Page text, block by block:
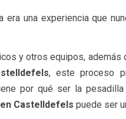
era una experiencia que
y otros equipos,
, este proceso
por qué ser la
Castelldefels puede ser